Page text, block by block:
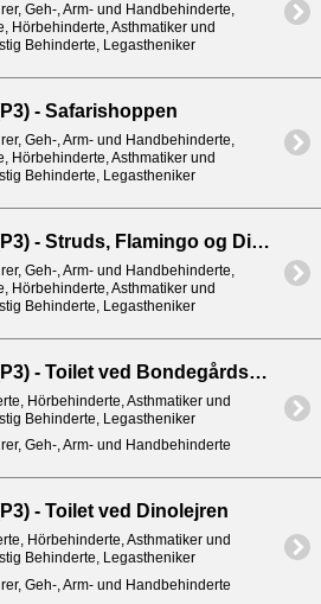
Geh-, Arm- und Handbehinderte,
Hörbehinderte, Asthmatiker und
Behinderte, Legastheniker
- Safarishoppen
Geh-, Arm- und Handbehinderte,
Hörbehinderte, Asthmatiker und
Behinderte, Legastheniker
Zootopia (P3) - Struds, Flamingo og Dinosaur park
Geh-, Arm- und Handbehinderte,
Hörbehinderte, Asthmatiker und
Behinderte, Legastheniker
Zootopia (P3) - Toilet ved Bondegårdsdyr
Hörbehinderte, Asthmatiker und
Behinderte, Legastheniker
Geh-, Arm- und Handbehinderte
- Toilet ved Dinolejren
Hörbehinderte, Asthmatiker und
Behinderte, Legastheniker
Geh-, Arm- und Handbehinderte